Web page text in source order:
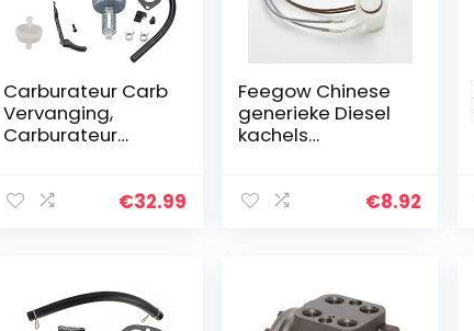
Carburateur Carb
Vervanging,
Carburateur
Briggs & Stratton
€32.99
Feegow Chinese
generieke Diesel
kachels
Connector
€8.92